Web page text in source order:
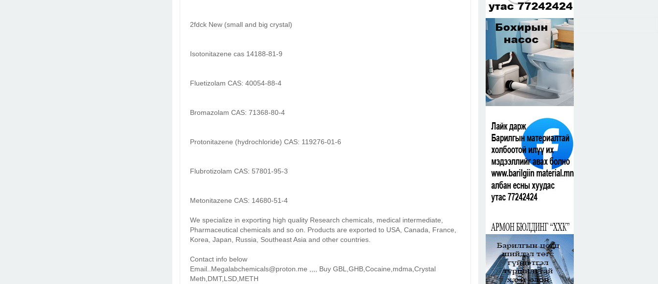
2fdck New (small and big crystal)
Isotonitazene cas 14188-81-9
Fluetizolam CAS: 40054-88-4
Bromazolam CAS: 71368-80-4
Protonitazene (hydrochloride) CAS: 119276-01-6
Flubrotizolam CAS: 57801-95-3
Metonitazene CAS: 14680-51-4
We specialize in exporting high quality Research chemicals, medical intermediate,
Pharmaceutical chemicals and so on. Products are exported to USA, Canada, France,
Korea, Japan, Russia, Southeast Asia and other countries.
Contact info below
Email..Megalabchemicals@proton.me ,,,, Buy GBL,GHB,Cocaine,mdma,Crystal
Meth,DMT,LSD,METH